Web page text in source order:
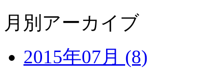
月別アーカイブ
2015年07月 (8)